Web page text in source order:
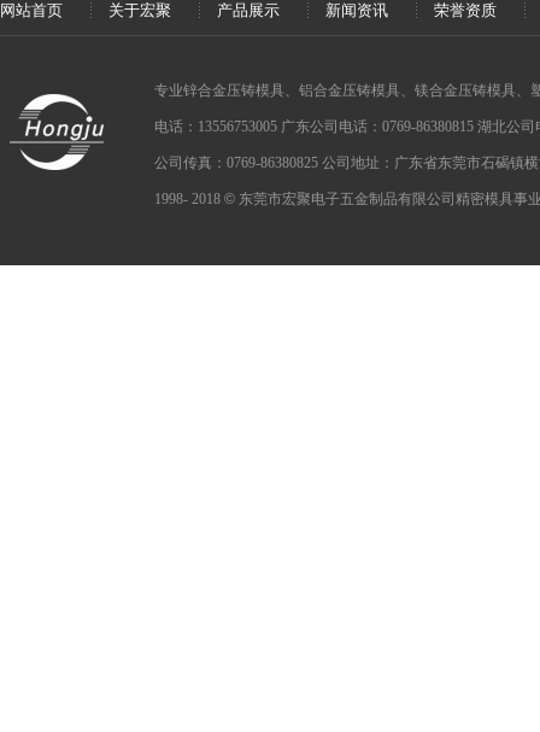
网站首页 关于宏聚 产品展示 新闻资讯 荣誉资质
专业锌合金压铸模具、铝合金压铸模具、镁合金压铸模具、
电话：13556753005 广东公司电话：0769-86380815 湖北公
公司传真：0769-86380825 公司地址：广东省东莞市石碣镇
1998- 2018 © 东莞市宏聚电子五金制品有限公司精密模具事